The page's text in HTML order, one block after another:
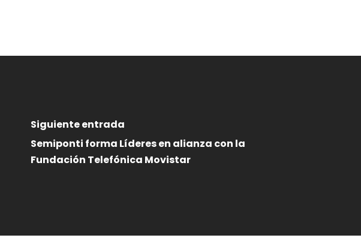
Siguiente entrada
Semiponti forma Líderes en alianza con la
Fundación Telefónica Movistar